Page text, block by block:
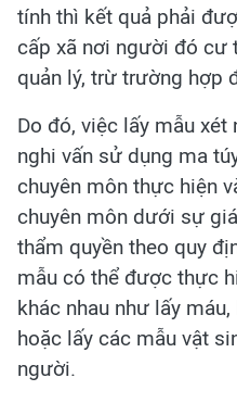
tính thì kết quả phải
cấp xã nơi người đó cư
quản lý, trừ trường hợp
Do đó, việc lấy mẫu
nghi vấn sử dụng ma
chuyên môn thực hiện
chuyên môn dưới sự
thẩm quyền theo quy
mẫu có thể được thực
khác nhau như lấy
hoặc lấy các mẫu vật
người.